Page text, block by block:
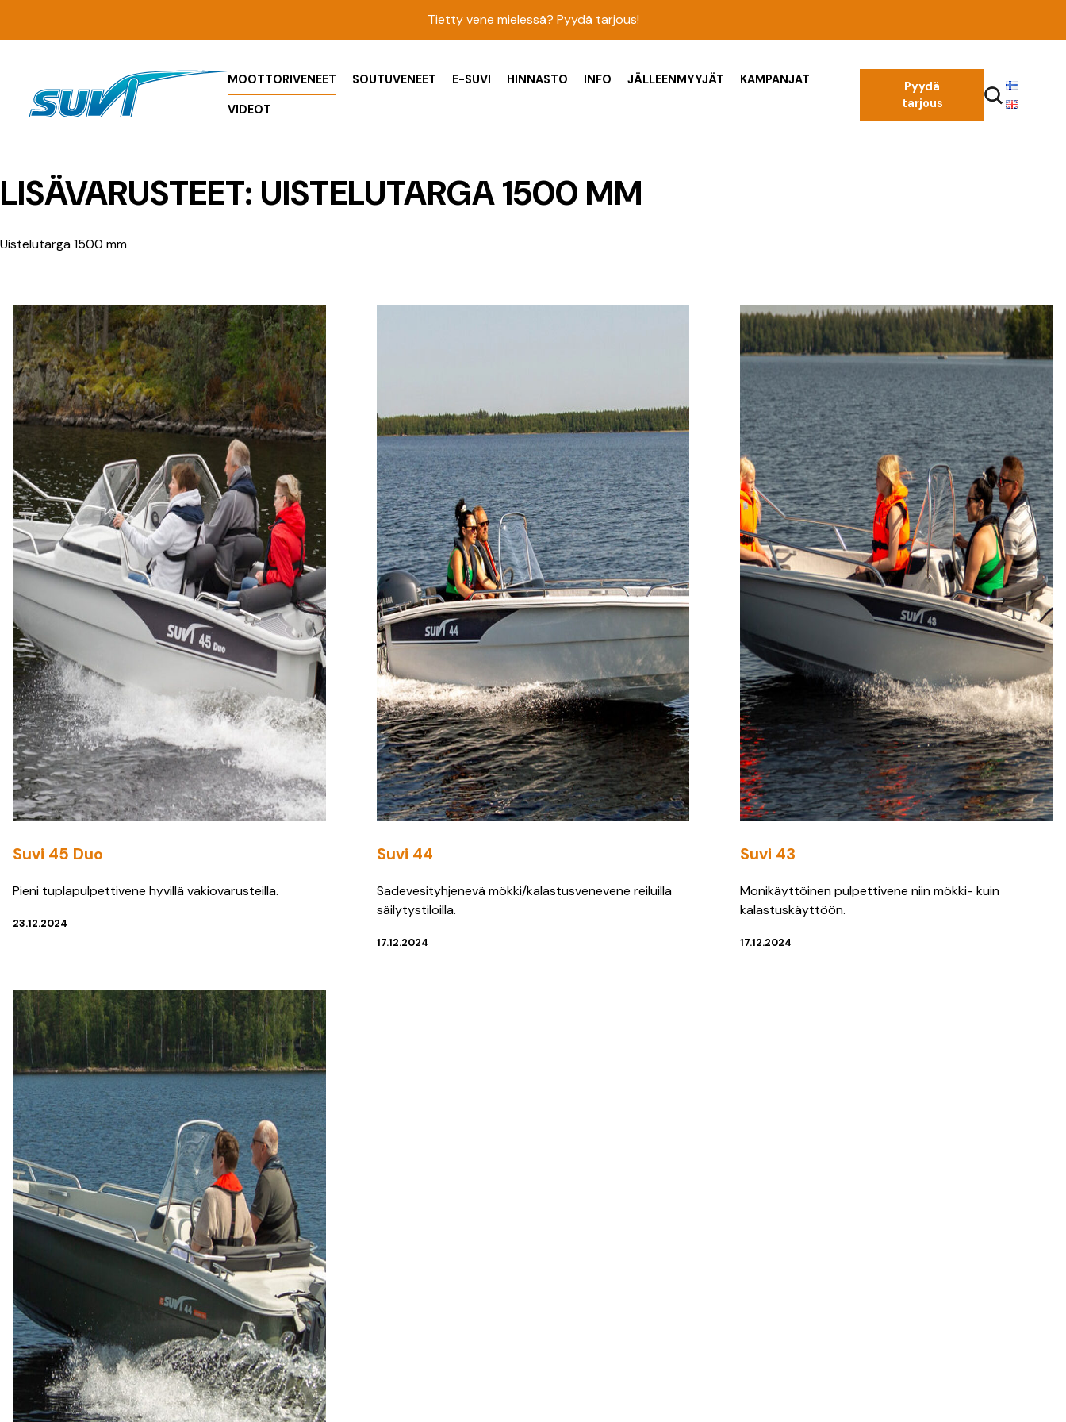
Tietty vene mielessä? Pyydä tarjous!
MOOTTORIVENEET SOUTUVENEET E-SUVI HINNASTO INFO JÄLLEENMYYJÄT KAMPANJAT
VIDEOT
Pyydä
tarjous
LISÄVARUSTEET: UISTELUTARGA 1500 MM
Uistelutarga 1500 mm
Suvi 45 Duo
Pieni tuplapulpettivene hyvillä vakiovarusteilla.
23.12.2024
Suvi 44
Sadevesityhjenevä mökki/kalastusvenevene reiluilla
säilytystiloilla.
17.12.2024
Suvi 43
Monikäyttöinen pulpettivene niin mökki- kuin
kalastuskäyttöön.
17.12.2024